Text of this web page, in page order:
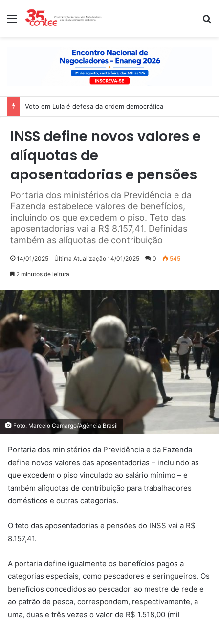
Menu
Voto em Lula é defesa da ordem democrática
INSS define novos valores e
alíquotas de
aposentadorias e pensões
Portaria dos ministérios da Previdência e da
Fazenda estabelece valores de benefícios,
incluindo os que excedem o piso. Teto das
aposentadorias vai a R$ 8.157,41. Definidas
também as alíquotas de contribuição
14/01/2025 Última Atualização 14/01/2025 0 545
2 minutos de leitura
Foto: Marcelo Camargo/Agência Brasil
Portaria dos ministérios da Previdência e da Fazenda
define novos valores das aposentadorias – incluindo as
que excedem o piso vinculado ao salário mínimo – e
também alíquotas de contribuição para trabalhadores
domésticos e outras categorias.
O teto das aposentadorias e pensões do INSS vai a R$
8.157,41.
A portaria define igualmente os benefícios pagos a
categorias especiais, como pescadores e seringueiros. Os
benefícios concedidos ao pescador, ao mestre de rede e
ao patrão de pesca, correspondem, respectivamente, a
uma, duas e três vezes o valor de R$ 1.518,00 (mil